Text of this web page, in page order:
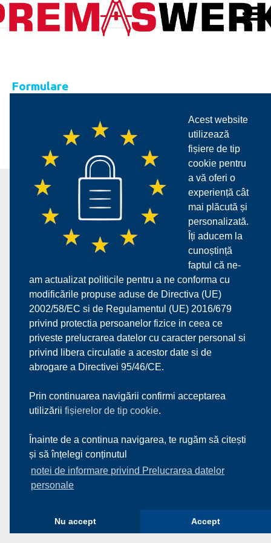
Acest website
utilizează
fișiere de tip
cookie pentru
a vă oferi o
experiență cât
mai plăcută și
personalizată.
Îți aducem la
cunoștință
faptul că ne-
am actualizat politicile pentru a ne conforma cu
modificările propuse aduse de Directiva (UE)
2002/58/EC si de Regulamentul (UE) 2016/679
privind protectia persoanelor fizice in ceea ce
priveste prelucrarea datelor cu caracter personal si
privind libera circulatie a acestor date si de
abrogare a Directivei 95/46/CE.
Prin continuarea navigării confirmi acceptarea
utilizării fișierelor de tip cookie.
Înainte de a continua navigarea, te rugăm să citești
și să înțelegi conținutul
notei de informare privind Prelucrarea datelor
personale
Nu accept Accept
Formulare
Despre noi Servicii Produse Parteneri
Download
Fa
ce
bo
Yo
uT
ub
Lin
ke
dI
Vi
m
eo
© 2017Premaswerk s.r.l.| Toate drepturile rezervate
Powered byBDS IT SERVICES